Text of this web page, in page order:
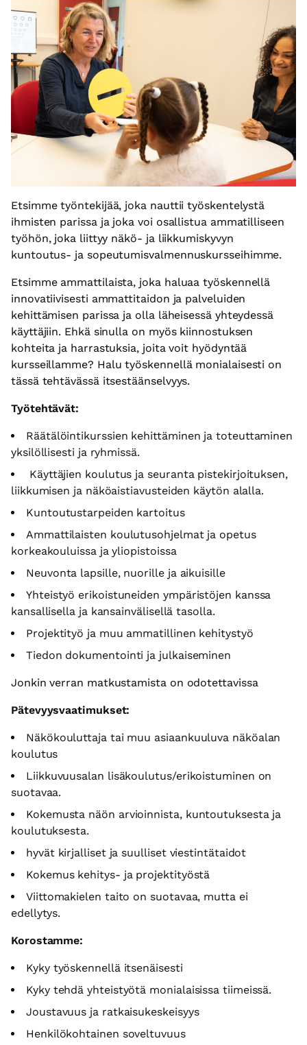
Etsimme työntekijää, joka nauttii työskentelystä
ihmisten parissa ja joka voi osallistua ammatilliseen
työhön, joka liittyy näkö- ja liikkumiskyvyn
kuntoutus- ja sopeutumisvalmennuskursseihimme.
Etsimme ammattilaista, joka haluaa työskennellä
innovatiivisesti ammattitaidon ja palveluiden
kehittämisen parissa ja olla läheisessä yhteydessä
käyttäjiin. Ehkä sinulla on myös kiinnostuksen
kohteita ja harrastuksia, joita voit hyödyntää
kursseillamme? Halu työskennellä monialaisesti on
tässä tehtävässä itsestäänselvyys.
Työtehtävät:
Räätälöintikurssien kehittäminen ja toteuttaminen
yksilöllisesti ja ryhmissä.
Käyttäjien koulutus ja seuranta pistekirjoituksen,
liikkumisen ja näköaistiavusteiden käytön alalla.
Kuntoutustarpeiden kartoitus
Ammattilaisten koulutusohjelmat ja opetus
korkeakouluissa ja yliopistoissa
Neuvonta lapsille, nuorille ja aikuisille
Yhteistyö erikoistuneiden ympäristöjen kanssa
kansallisella ja kansainvälisellä tasolla.
Projektityö ja muu ammatillinen kehitystyö
Tiedon dokumentointi ja julkaiseminen
Jonkin verran matkustamista on odotettavissa
Pätevyysvaatimukset:
Näkökouluttaja tai muu asiaankuuluva näköalan
koulutus
Liikkuvuusalan lisäkoulutus/erikoistuminen on
suotavaa.
Kokemusta näön arvioinnista, kuntoutuksesta ja
koulutuksesta.
hyvät kirjalliset ja suulliset viestintätaidot
Kokemus kehitys- ja projektityöstä
Viittomakielen taito on suotavaa, mutta ei
edellytys.
Korostamme:
Kyky työskennellä itsenäisesti
Kyky tehdä yhteistyötä monialaisissa tiimeissä.
Joustavuus ja ratkaisukeskeisyys
Henkilökohtainen soveltuvuus